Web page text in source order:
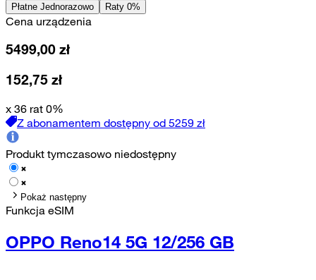
Płatne Jednorazowo
Raty 0%
Cena urządzenia
5499,00 zł
152,75 zł
x 36 rat 0%
Z abonamentem dostępny od 5259 zł
Produkt tymczasowo niedostępny
Pokaż następny
Funkcja eSIM
OPPO Reno14 5G 12/256 GB